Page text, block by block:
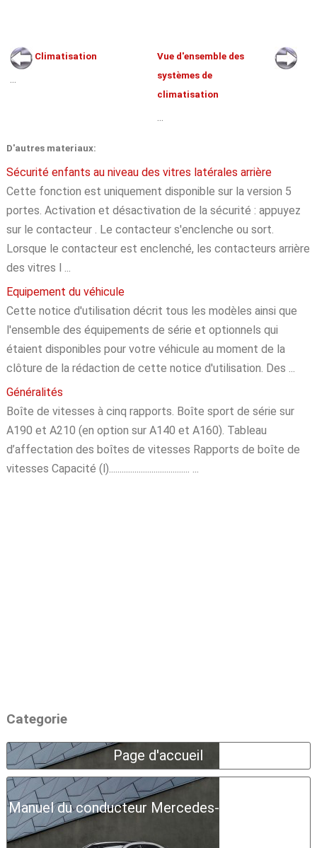
Climatisation
Vue d'ensemble des
systèmes de
climatisation
D'autres materiaux:
Sécurité enfants au niveau des vitres latérales arrière
Cette fonction est uniquement disponible sur la version 5
portes. Activation et désactivation de la sécurité : appuyez
sur le contacteur . Le contacteur s'enclenche ou sort.
Lorsque le contacteur est enclenché, les contacteurs arrière
des vitres l ...
Equipement du véhicule
Cette notice d'utilisation décrit tous les modèles ainsi que
l'ensemble des équipements de série et optionnels qui
étaient disponibles pour votre véhicule au moment de la
clôture de la rédaction de cette notice d'utilisation. Des ...
Généralités
Boîte de vitesses à cinq rapports. Boîte sport de série sur
A190 et A210 (en option sur A140 et A160). Tableau
d’affectation des boîtes de vitesses Rapports de boîte de
vitesses Capacité (l)...................................... ...
Categorie
Page d'accueil
Manuel du conducteur Mercedes-Benz Classe A